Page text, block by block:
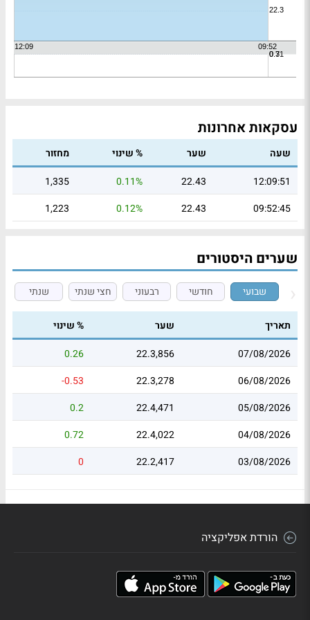
עסקאות אחרונות
שעה שער % שינוי
מחזור
12:09:51
22.43
0.11%
1,335
09:52:45
22.43
0.12%
1,223
שערים היסטורים
שבועי חודשי רבעוני חצי שנתי שנתי
תאריך שער
% שינוי
07/08/2026
22.3,856
0.26
06/08/2026
22.3,278
-0.53
05/08/2026
22.4,471
0.2
04/08/2026
22.4,022
0.72
03/08/2026
22.2,417
0
הורדת אפליקציה